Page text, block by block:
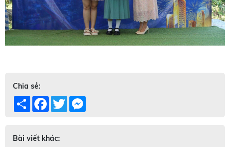
Chia sẻ:
Share Facebook
Twitter
Bài viết khác: